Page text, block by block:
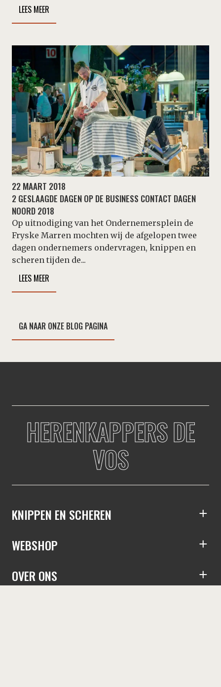
LEES MEER
22 MAART 2018
2 GESLAAGDE DAGEN OP DE BUSINESS CONTACT DAGEN
NOORD 2018
Op uitnodiging van het Ondernemersplein de
Fryske Marren mochten wij de afgelopen twee
dagen ondernemers ondervragen, knippen en
scheren tijden de...
LEES MEER
GA NAAR ONZE BLOG PAGINA
HERENKAPPERS DE
VOS
KNIPPEN EN SCHEREN
WEBSHOP
OVER ONS